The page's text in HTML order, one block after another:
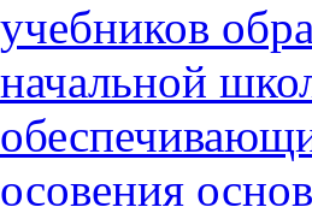
учебников
начальной
осовения